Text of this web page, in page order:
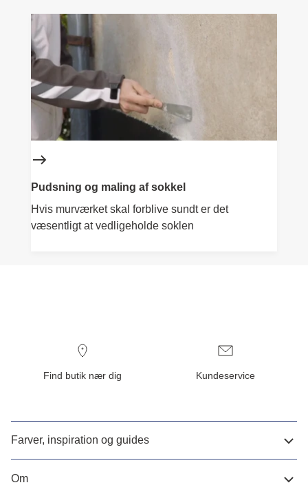
Pudsning og maling af sokkel
Hvis murværket skal forblive sundt er det
væsentligt at vedligeholde soklen
Find butik nær dig Kundeservice
Farver, inspiration og guides
Om